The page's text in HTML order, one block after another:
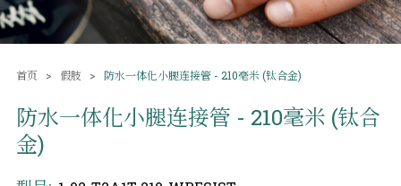
首页 假肢 防水一体化小腿连接管 - 210毫米 (钛合金)
防水一体化小腿连接管 - 210毫米 (钛合
金)